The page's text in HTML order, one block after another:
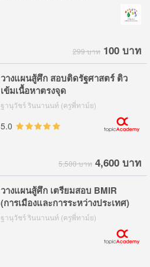
299 บาท 100 บาท
วางแผนสู้ศึก สอบติดรัฐศาสตร์ ติว
เข้มเนื้อหาตรงจุด
ฐานุวัชร์ รินนานนท์ (ครูพี่ทาม์ย)
5.0
5,500 บาท 4,600 บาท
วางแผนสู้ศึก เตรียมสอบ BMIR
(การเมืองและการระหว่างประเทศ)
ฐานุวัชร์ รินนานนท์ (ครูพี่ทาม์ย)